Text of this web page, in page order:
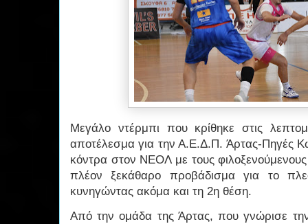
Μεγάλο ντέρμπι που κρίθηκε στις
αποτέλεσμα για την Α.Ε.Δ.Π. Άρτας-Πηγές
κόντρα στον ΝΕΟΛ με τους
πλέον ξεκάθαρο προβάδισμα για το
κυνηγώντας ακόμα και τη 2η θέση.
Από την ομάδα της Άρτας, που γνώρισε